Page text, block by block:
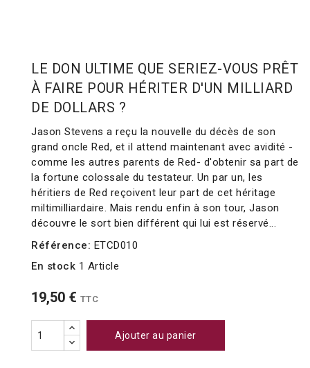
LE DON ULTIME QUE SERIEZ-VOUS PRÊT
À FAIRE POUR HÉRITER D'UN MILLIARD
DE DOLLARS ?
Jason Stevens a reçu la nouvelle du décès de son
grand oncle Red, et il attend maintenant avec avidité -
comme les autres parents de Red- d'obtenir sa part de
la fortune colossale du testateur. Un par un, les
héritiers de Red reçoivent leur part de cet héritage
miltimilliardaire. Mais rendu enfin à son tour, Jason
découvre le sort bien différent qui lui est réservé...
Référence: ETCD010
En stock 1 Article
19,50 € TTC
Ajouter au panier